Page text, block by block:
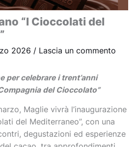
“I Cioccolati del
2026 / Lascia un commento
per celebrare i trent’anni
del Cioccolato”
Maglie vivrà l’inaugurazione
del Mediterraneo”, con una
degustazioni ed esperienze